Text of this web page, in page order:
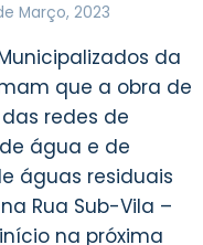
Março, 2023
da
que a obra de
redes de
água e de
águas residuais
Rua Sub-Vila –
na próxima